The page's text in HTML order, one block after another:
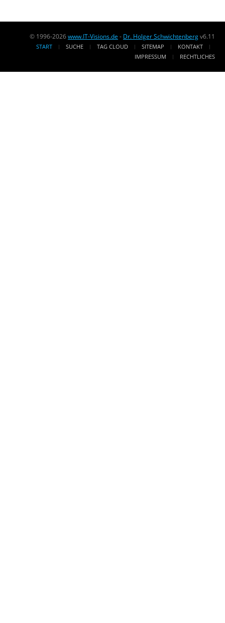
© 1996-2026www.IT-Visions.de - Dr. Holger Schwichtenbergv6.11
START SUCHE TAG CLOUD SITEMAP
KONTAKT
IMPRESSUM
RECHTLICHES